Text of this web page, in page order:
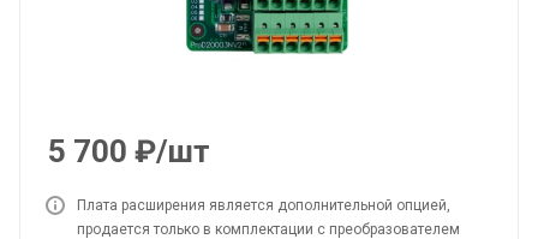
5 700 ₽/шт
Плата расширения является дополнительной опцией,
продается только в комплектации с преобразователем